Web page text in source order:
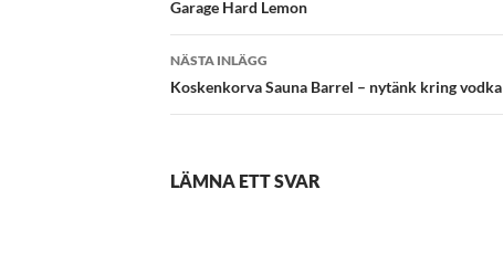
Garage Hard Lemon
NÄSTA INLÄGG
Koskenkorva Sauna Barrel – nytänk kring vodka
LÄMNA ETT SVAR